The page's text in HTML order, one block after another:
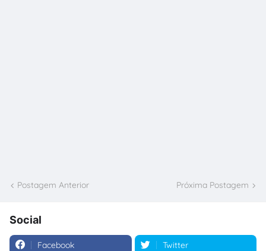
Postagem Anterior Próxima Postagem
Social
Facebook Twitter